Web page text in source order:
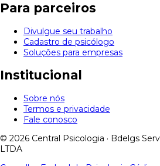
Para parceiros
Divulgue seu trabalho
Cadastro de psicólogo
Soluções para empresas
Institucional
Sobre nós
Termos e privacidade
Fale conosco
© 2026 Central Psicologia · Bdelgs
LTDA